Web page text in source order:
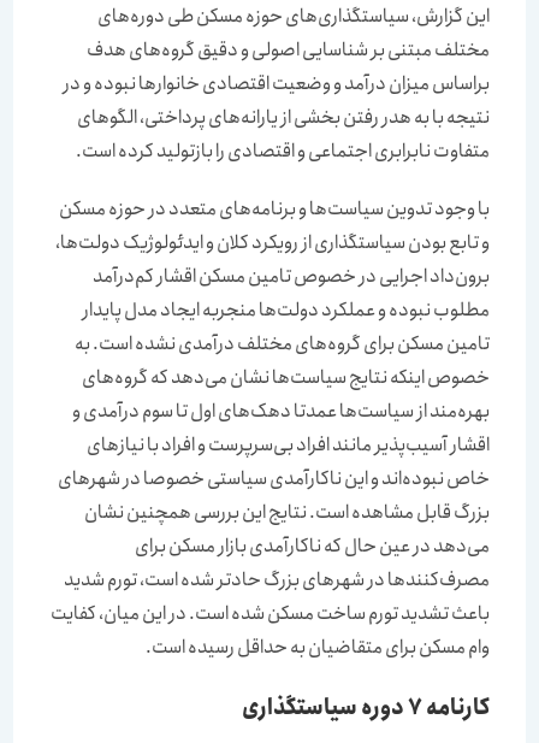
این گزارش، سیاستگذاری‌‌‌های حوزه مسکن طی دوره‌‌‌های
مختلف مبتنی بر شناسایی اصولی و دقیق گروه‌‌‌های هدف
براساس میزان درآمد و وضعیت اقتصادی خانوارها نبوده و در
نتیجه با به هدر رفتن بخشی از یارانه‌‌‌های پرداختی، الگوهای
متفاوت نابرابری اجتماعی و اقتصادی را بازتولید کرده است.
با وجود تدوین سیاست‌‌‌ها و برنامه‌‌‌های متعدد در حوزه مسکن
و تابع بودن سیاستگذاری از رویکرد کلان و ایدئولوژیک دولت‌‌‌ها،
برون‌‌‌داد اجرایی در خصوص تامین مسکن اقشار کم‌‌‌درآمد
مطلوب نبوده و عملکرد دولت‌‌‌ها منجربه ایجاد مدل پایدار
تامین مسکن برای گروه‌‌‌های مختلف درآمدی نشده است. به
خصوص اینکه نتایج سیاست‌‌‌ها نشان می‌‌‌دهد که گروه‌‌‌های
بهره‌‌‌مند از سیاست‌‌‌ها عمدتا دهک‌‌‌های اول تا سوم درآمدی و
اقشار آسیب‌‌‌پذیر مانند افراد بی‌‌‌سرپرست و افراد با نیازهای
خاص نبوده‌‌‌اند و این ناکارآمدی سیاستی خصوصا در شهرهای
بزرگ قابل مشاهده است. نتایج این بررسی همچنین نشان
می‌‌‌دهد در عین حال که ناکارآمدی بازار مسکن برای
مصرف‌‌‌کنند‌‌‌ها در شهرهای بزرگ حادتر شده است، تورم شدید
باعث تشدید تورم ساخت مسکن شده است. در این میان، کفایت
وام مسکن برای متقاضیان به حداقل رسیده است.
کارنامه 7 دوره سیاستگذاری